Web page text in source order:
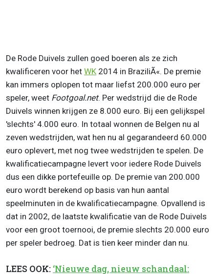
De Rode Duivels zullen goed boeren als ze zich
kwalificeren voor het WK 2014 in BraziliÃ«. De premie
kan immers oplopen tot maar liefst 200.000 euro per
speler, weet Footgoal.net. Per wedstrijd die de Rode
Duivels winnen krijgen ze 8.000 euro. Bij een gelijkspel
'slechts' 4.000 euro. In totaal wonnen de Belgen nu al
zeven wedstrijden, wat hen nu al gegarandeerd 60.000
euro oplevert, met nog twee wedstrijden te spelen. De
kwalificatiecampagne levert voor iedere Rode Duivels
dus een dikke portefeuille op. De premie van 200.000
euro wordt berekend op basis van hun aantal
speelminuten in de kwalificatiecampagne. Opvallend is
dat in 2002, de laatste kwalificatie van de Rode Duivels
voor een groot toernooi, de premie slechts 20.000 euro
per speler bedroeg. Dat is tien keer minder dan nu.
LEES OOK: ‘Nieuwe dag, nieuw schandaal: